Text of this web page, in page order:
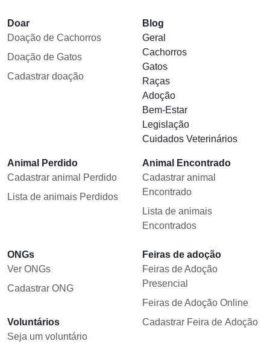
Doar
Doação de Cachorros
Doação de Gatos
Cadastrar doação
Blog
Geral
Cachorros
Gatos
Raças
Adoção
Bem-Estar
Legislação
Cuidados Veterinários
Animal Perdido
Cadastrar animal Perdido
Lista de animais Perdidos
Animal Encontrado
Cadastrar animal
Encontrado
Lista de animais
Encontrados
ONGs
Ver ONGs
Cadastrar ONG
Voluntários
Seja um voluntário
Feiras de adoção
Feiras de Adoção
Presencial
Feiras de Adoção Online
Cadastrar Feira de Adoção